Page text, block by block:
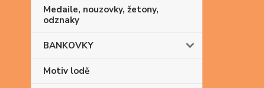
Medaile, nouzovky, žetony,
odznaky
BANKOVKY
Motiv lodě